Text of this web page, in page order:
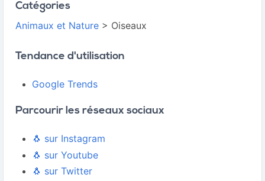
Catégories
Animaux et Nature > Oiseaux
Tendance d'utilisation
Google Trends
Parcourir les réseaux sociaux
🐧 sur Instagram
🐧 sur Youtube
🐧 sur Twitter